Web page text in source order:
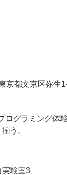
都文京区弥生1-
グラミング
う。
実験室3